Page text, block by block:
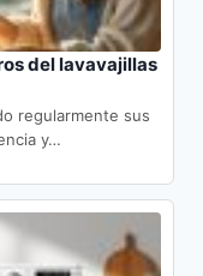
del lavavajillas
regularmente sus
y…